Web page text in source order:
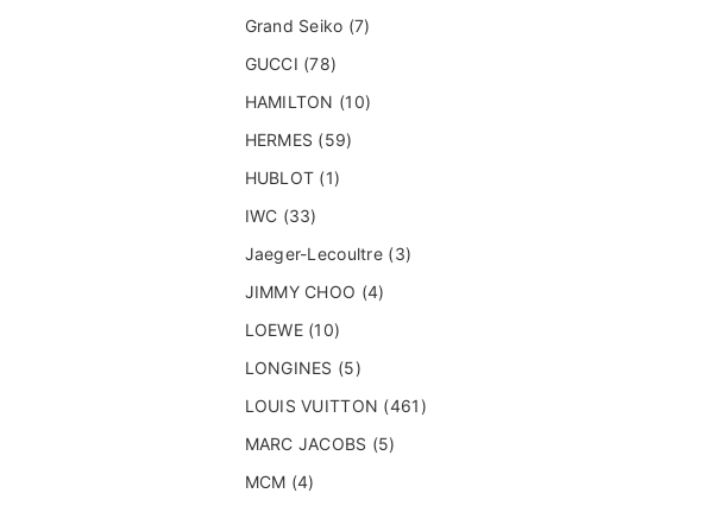
Grand Seiko (7)
GUCCI (78)
HAMILTON (10)
HERMES (59)
HUBLOT (1)
IWC (33)
Jaeger-Lecoultre (3)
JIMMY CHOO (4)
LOEWE (10)
LONGINES (5)
LOUIS VUITTON (461)
MARC JACOBS (5)
MCM (4)